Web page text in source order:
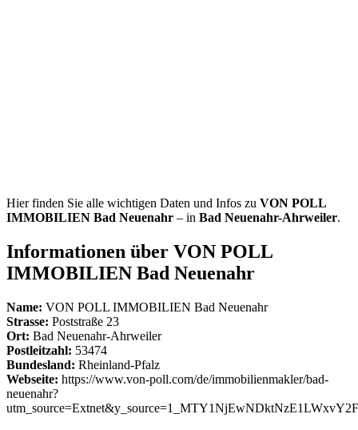
Hier finden Sie alle wichtigen Daten und Infos zu VON POLL
IMMOBILIEN Bad Neuenahr – in Bad Neuenahr-Ahrweiler.
Informationen über VON POLL
IMMOBILIEN Bad Neuenahr
Name: VON POLL IMMOBILIEN Bad Neuenahr
Strasse: Poststraße 23
Ort: Bad Neuenahr-Ahrweiler
Postleitzahl: 53474
Bundesland: Rheinland-Pfalz
Webseite: https://www.von-poll.com/de/immobilienmakler/bad-
neuenahr?